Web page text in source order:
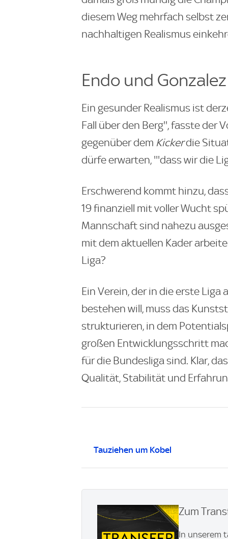
diesem Weg mehrfach selbst
nachhaltigen Realismus
Endo und
Ein gesunder Realismus ist
Fall über den Berg'', fasste der
gegenüber dem Kickerdie
dürfe erwarten, '''dass wir die
Erschwerend kommt hinzu,
19 finanziell mit voller Wucht
Mannschaft sind nahezu
mit dem aktuellen Kader
Liga?
Ein Verein, der in die erste
bestehen will, muss das
strukturieren, in dem
großen Entwicklungsschritt
für die Bundesliga sind. Klar,
Qualität, Stabilität und
Tauziehen um Kobel
Zum
In unserem